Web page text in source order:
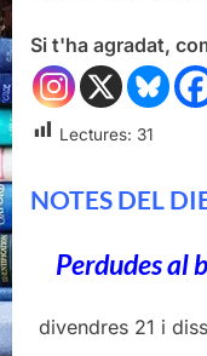
Si t'ha agradat,
Lectures: 31
NOTES DEL
Perdudes al
divendres 21 i